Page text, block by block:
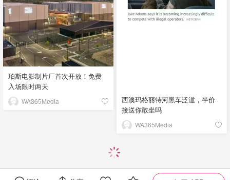
西澳玛格丽特河黑车泛滥，半价
接送你敢坐吗
WA365Media
珀斯电影制片厂首次开放！免费
入场限时两天
WA365Media